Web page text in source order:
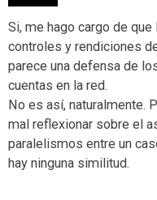
Si, me hago cargo de
controles y rendiciones
parece una defensa de
cuentas en la red.
No es así, naturalmente.
mal reflexionar sobre el
paralelismos entre un
hay ninguna similitud.